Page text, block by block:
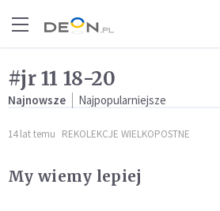
#jr 11 18-20
Najnowsze Najpopularniejsze
14 lat temu REKOLEKCJE WIELKOPOSTNE
My wiemy lepiej